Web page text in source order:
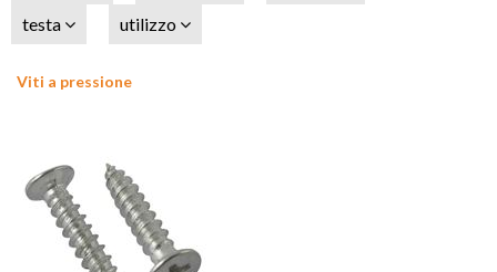
testa
utilizzo
Viti a pressione